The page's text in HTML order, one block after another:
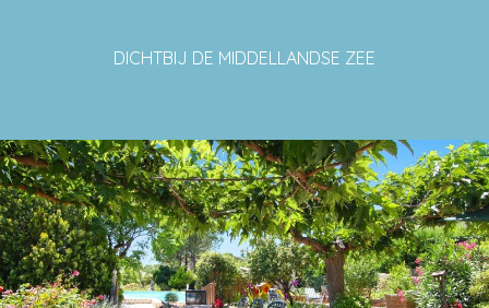
DICHTBIJ DE MIDDELLANDSE ZEE